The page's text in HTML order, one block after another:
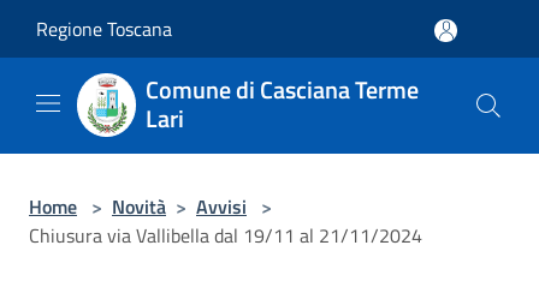
Regione Toscana
Comune di Casciana Terme
Lari
Home > Novità > Avvisi >
Chiusura via Vallibella dal 19/11 al 21/11/2024